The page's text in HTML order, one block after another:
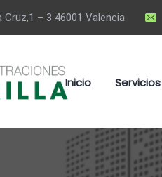
Cruz,1 – 3 46001 Valencia
Inicio Servicios